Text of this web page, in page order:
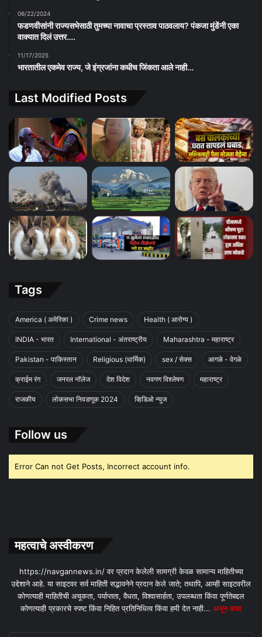
06/22/2024
फडणवीसांनी राज्यसभेसाठी तुमच्या नावाचा प्रस्ताव पाठवलाय? पंकजा मुंडेंनी एका
वाक्यात दिलं उत्तर….
11/17/2025
भारतातील एकमेव राज्य, जे इंग्रजांना कधीच जिंकता आले नाही…
Last Modified Posts
Tags
America ( अमेरिका ) Crime news Health ( आरोग्य )
INDIA - भारत International - अंतराष्ट्रीय Maharashtra - महाराष्ट्र
Pakistan - पाकिस्तान Religious (धार्मिक) sex / सेक्स आगळे - वेगळे
क्राईम रंग जनरल नॉलेज देश विदेश नवगण विश्लेषण महाराष्ट्र
राजकीय लोकसभा निवडणूक 2024 व्हिडिओ न्युज
Follow us
Error Can not Get Posts, Incorrect account info.
महत्वाचे अस्वीकरण
https://navgannews.in/ वर प्रदान केलेली सामग्री केवळ सामान्य माहितीच्या
उद्देशाने आहे. या साइटवर सर्व माहिती सद्भावनेने प्रदान केले जाते; तथापि, आम्ही साइटवरील
कोणत्याही माहितीची अचूकता, पर्याप्तता, वैधता, विश्वासार्हता, उपलब्धता किंवा पूर्णतेबद्दल
कोणत्याही प्रकारचे स्पष्ट किंवा निहित प्रतिनिधित्व किंवा हमी देत ​​नाही... अजून वाचा